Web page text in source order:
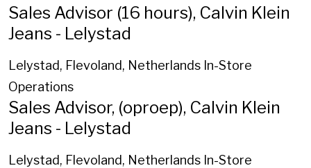
Sales Advisor (16 hours), Calvin Klein
Jeans - Lelystad
Lelystad, Flevoland, Netherlands In-Store
Operations
Sales Advisor, (oproep), Calvin Klein
Jeans - Lelystad
Lelystad, Flevoland, Netherlands In-Store